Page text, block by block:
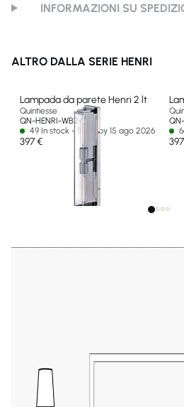
INFORMAZIONI SU
ALTRO DALLA SERIE HENRI
Lampada da parete Henri 2 lt
Quintiesse
QN-HENRI-WB2-PC
49 In stock - Ships by 15 ago 2026
397 €